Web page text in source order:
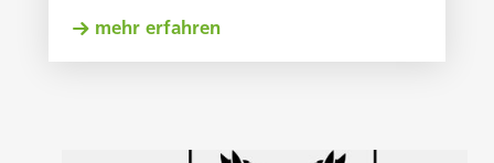
mehr erfahren